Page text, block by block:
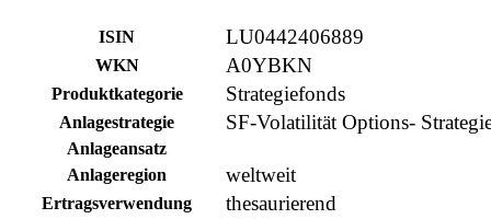
ISIN LU0442406889
WKN A0YBKN
Produktkategorie Strategiefonds
Anlagestrategie SF-Volatilität Options-
Anlageansatz
Anlageregion
weltweit
Ertragsverwendung thesaurierend